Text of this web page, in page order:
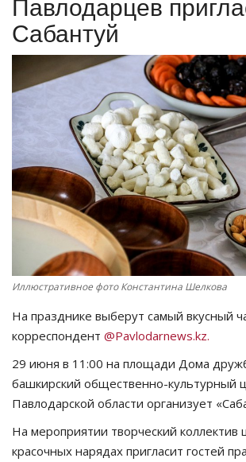
ПАВЛОДАРСКАЯ ОБЛАСТЬ
КАЗАХСТАН
СПЕЦПРОЕКТЫ
СПОРТ
Чек-лист
РАЗВЛЕЧЕНИЯ
Курултай
Язык
Павлодарцев
Сабантуй
Иллюстративное фото Константина Шелкова
На празднике выберут самый вкусный
корреспондент @Pavlodarnews.kz.
29 июня в 11:00 на площади Дома
башкирский общественно-культурный
Павлодарской области организует
На мероприятии творческий коллектив
красочных нарядах пригласит гостей